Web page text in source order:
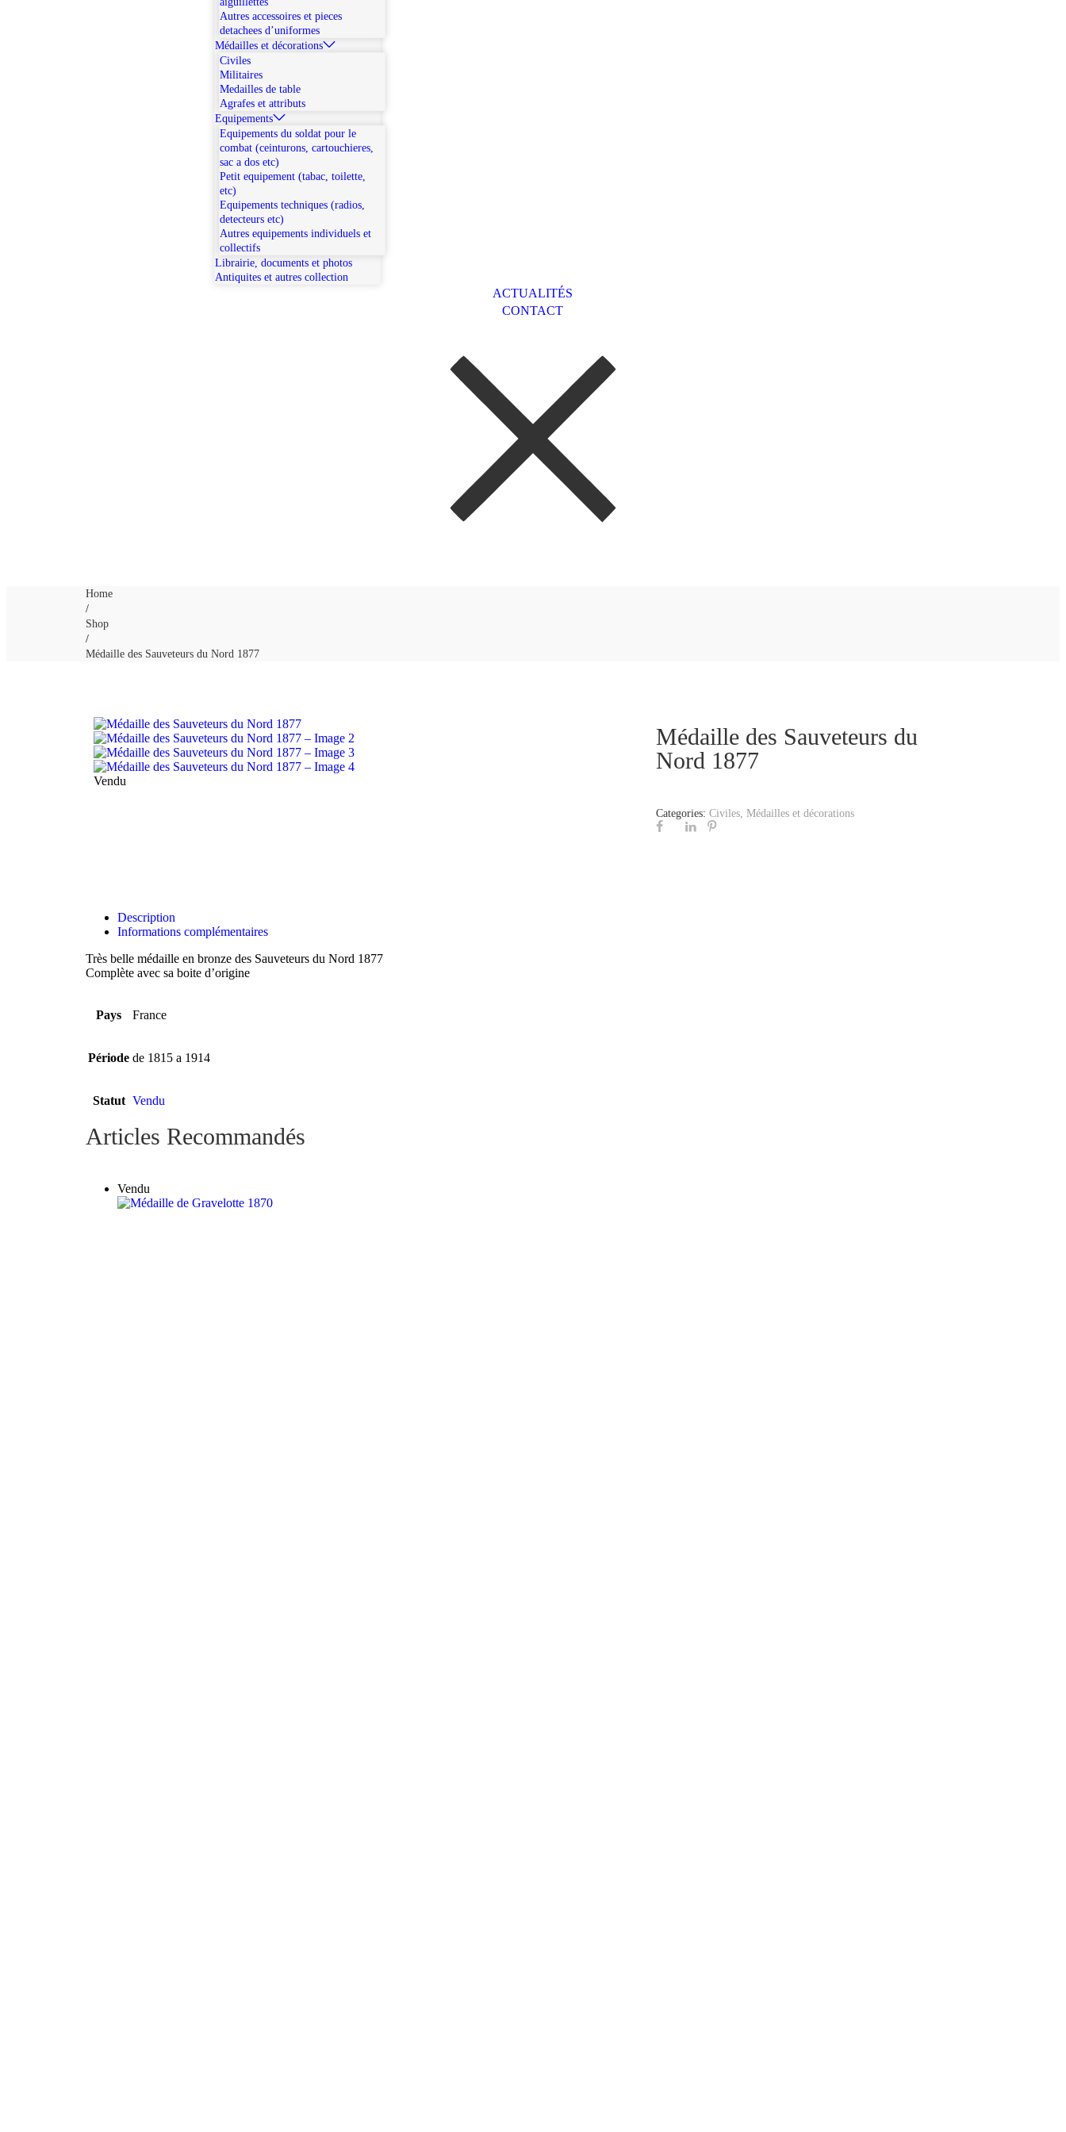
Autres accessoires et pieces
detachees d’uniformes
Médailles et décorations
Civiles
Militaires
Medailles de table
Agrafes et attributs
Equipements
Equipements du soldat pour le
combat (ceinturons, cartouchieres,
sac a dos etc)
Petit equipement (tabac, toilette,
etc)
Equipements techniques (radios,
detecteurs etc)
Autres equipements individuels et
collectifs
Librairie, documents et photos
Antiquites et autres collection
ACTUALITÉS
CONTACT
Home
/
Shop
/
Médaille des Sauveteurs du Nord 1877
Vendu
Médaille des Sauveteurs du
Nord 1877
Categories: Civiles,Médailles et décorations
Description
Informations complémentaires
Très belle médaille en bronze des Sauveteurs du Nord 1877
Complète avec sa boite d’origine
Pays France
Période de 1815 a 1914
Statut Vendu
Articles Recommandés
Vendu